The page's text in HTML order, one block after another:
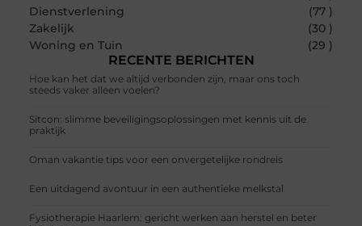
Dienstverlening
(77 )
Zakelijk
(30 )
Woning en Tuin
(29 )
RECENTE BERICHTEN
Hoe kan het dat we altijd verbonden zijn, maar ons toch
steeds vaker alleen voelen?
Sitcon: slimme beveiligingsoplossingen met kennis uit de
praktijk
Oman vakantie tips voor een onvergetelijke rondreis
Een uitdagend avontuur in een authentieke melkstal
Fysiotherapie Haarlem: gericht werken aan herstel en beter